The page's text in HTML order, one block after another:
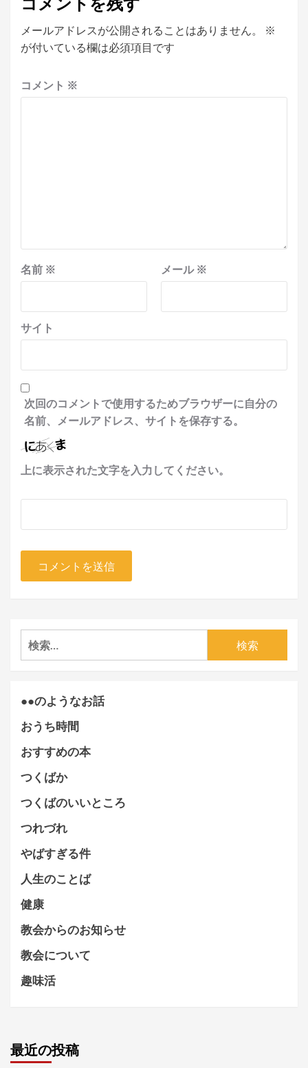
メールアドレスが公開されることはありません。
※
が付いている欄は必須項目です
コメント ※
名前 ※ メール ※
サイト
次回のコメントで使用するためブラウザーに自分の
名前、メールアドレス、サイトを保存する。
上に表示された文字を入力してください。
検
索:
●●のようなお話
おうち時間
おすすめの本
つくばか
つくばのいいところ
つれづれ
やばすぎる件
人生のことば
健康
教会からのお知らせ
教会について
趣味活
最近の投稿